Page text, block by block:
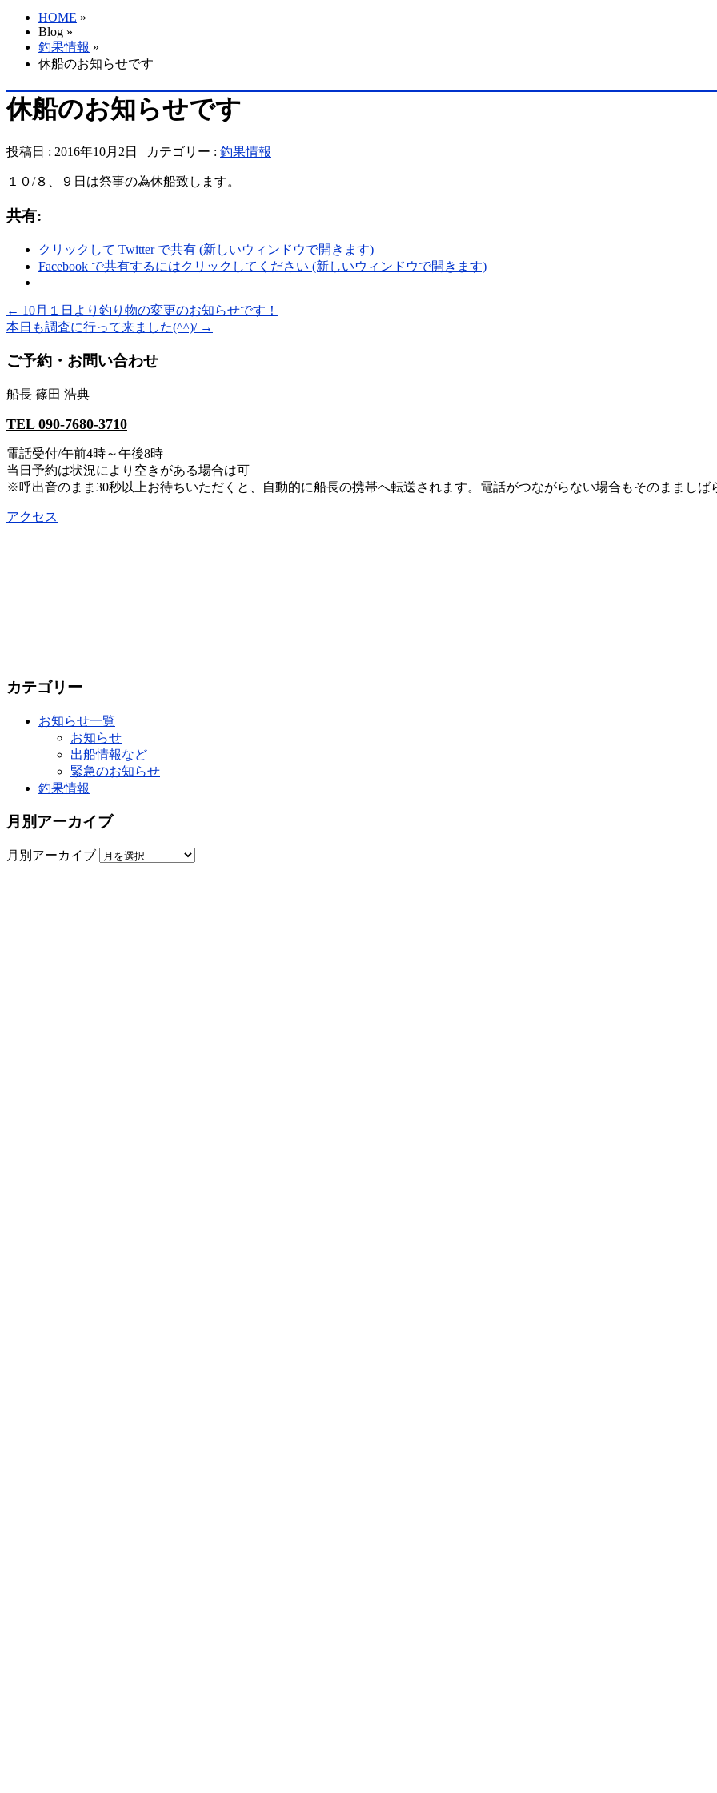
HOME »
Blog »
釣果情報 »
休船のお知らせです
休船のお知らせです
投稿日 : 2016年10月2日 | カテゴリー : 釣果情報
１０/８、９日は祭事の為休船致します。
共有:
クリックして Twitter で共有 (新しいウィンドウで開きます)
Facebook で共有するにはクリックしてください (新しいウィンドウで開きます)
← 10月１日より釣り物の変更のお知らせです！
本日も調査に行って来ました(^^)/ →
ご予約・お問い合わせ
船長 篠田 浩典
TEL 090-7680-3710
電話受付/午前4時～午後8時
当日予約は状況により空きがある場合は可
※呼出音のまま30秒以上お待ちいただくと、自動的に船長の携帯へ転送されます。電話がつながらない場合もそのまましば
アクセス
カテゴリー
お知らせ一覧
お知らせ
出船情報など
緊急のお知らせ
釣果情報
月別アーカイブ
月別アーカイブ